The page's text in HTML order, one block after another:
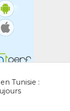
Tunisie :